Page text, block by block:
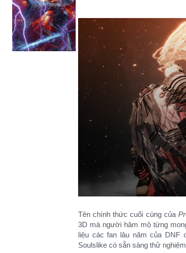
Tên chính thức cuối cùng của
3D mà người hâm mộ từng
liệu các fan lâu năm của DNF
Soulslike có sẵn sàng thử